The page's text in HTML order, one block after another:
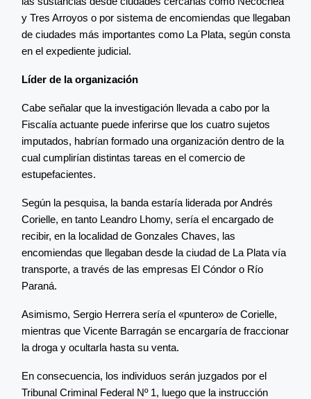
y Tres Arroyos o por sistema de encomiendas que llegaban
de ciudades más importantes como La Plata, según consta
en el expediente judicial.
Líder de la organización
Cabe señalar que la investigación llevada a cabo por la
Fiscalía actuante puede inferirse que los cuatro sujetos
imputados, habrían formado una organización dentro de la
cual cumplirían distintas tareas en el comercio de
estupefacientes.
Según la pesquisa, la banda estaría liderada por Andrés
Corielle, en tanto Leandro Lhomy, sería el encargado de
recibir, en la localidad de Gonzales Chaves, las
encomiendas que llegaban desde la ciudad de La Plata vía
transporte, a través de las empresas El Cóndor o Río
Paraná.
Asimismo, Sergio Herrera sería el «puntero» de Corielle,
mientras que Vicente Barragán se encargaría de fraccionar
la droga y ocultarla hasta su venta.
En consecuencia, los individuos serán juzgados por el
Tribunal Criminal Federal Nº 1, luego que la instrucción